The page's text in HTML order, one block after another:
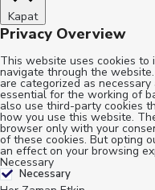
Kapat
Privacy Overview
This website uses cookies to
navigate through the
are categorized as
essential for the working of
also use third-party cookies
how you use this website.
browser only with your
of these cookies. But opting
an effect on your browsing
Necessary
Necessary